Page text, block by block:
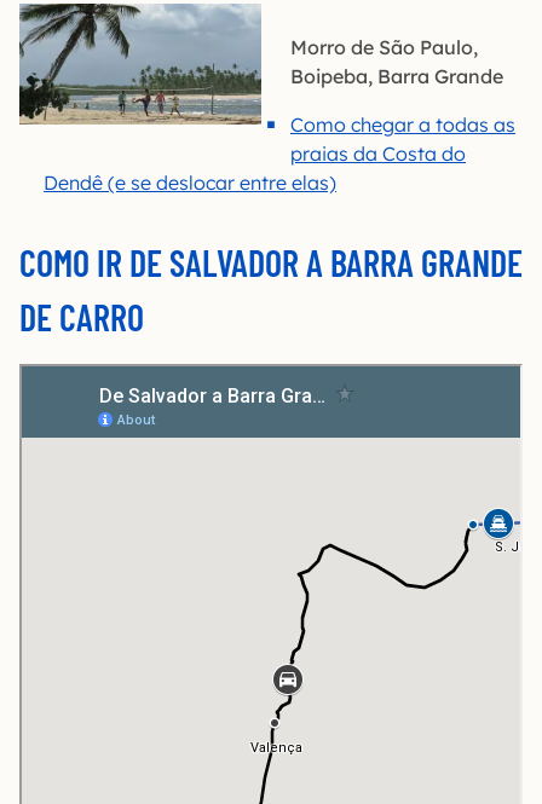
Morro de São Paulo,
Boipeba, Barra Grande
Como chegar a todas as
praias da Costa do
Dendê (e se deslocar entre elas)
COMO IR DE SALVADOR A BARRA GRANDE
DE CARRO